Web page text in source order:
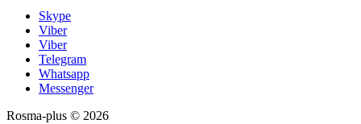
Skype
Viber
Viber
Telegram
Whatsapp
Messenger
Rosma-plus © 2026